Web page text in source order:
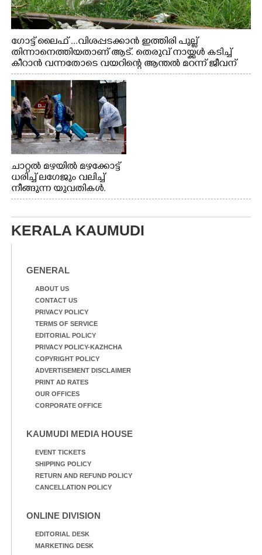
ഗോട്ട് ലൈഫ് ...വിശപ്പടക്കാൻ ഇത്തിരി പുല്ല്
തിന്നാനെത്തിയതാണ് ആട്. തെരുവ് നായ്ക്കൾ കടിച്ച്
കീറാൻ വന്നതോടെ വയറിന്റെ ആന്തൽ മറന്ന് ജീവന്
വേണ്ടിയായി ഓട്ടം. എറണാകുളം വാത്തുരുത്തിയിൽ
നിന്നുള്ള കാഴ്ച
ചാറ്റൽ മഴയിൽ മഴക്കോട്ട്
ധരിച്ച് ലഗേജും വലിച്ച്
നീങ്ങുന്ന യുവതികൾ.
എറണാകുളം മേനകയിൽ
KERALA KAUMUDI
GENERAL
ABOUT US
CONTACT US
PRIVACY POLICY
TERMS OF SERVICE
EDITORIAL POLICY
PRIVACY POLICY-KAZHCHA
COPYRIGHT POLICY
ADVERTISEMENT DISCLAIMER
PRINT AD RATES
OUR OFFICES
CORPORATE OFFICE
KAUMUDI MEDIA HOUSE
EVENT TICKETS
SHIPPING POLICY
RETURN AND REFUND POLICY
CANCELLATION POLICY
ONLINE DIVISION
EDITORIAL DESK
MARKETING DESK